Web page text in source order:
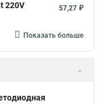
220V
57,27 ₽
Показать больше